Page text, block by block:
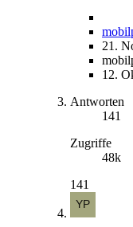
21.
12.
Antworten
141
Zugriffe
48k
141